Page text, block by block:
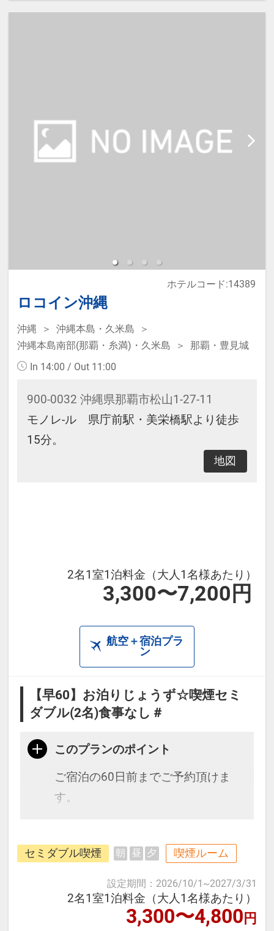
・朝食は、現地払いで追加も可能で
す。
・チェックインは15:00から、チェ
料：1,100円(現地払い)
※添い寝のお子様がいる場合は、施
※宿泊税が必要な場合は現地払いと
本プランは価格変動制です。
予約のタイミングや空室状況により
代金が変動するため、閲覧時と予約
時で価格が異なる場合があります。
あらかじめご了承ください。
ロコイン沖縄
ホテルコード:14389
沖縄
沖縄本島・久米島
沖縄本島南部(那覇・糸満)・久米島
那覇・豊見城
In 14:00 / Out 11:00
900-0032 沖縄県那覇市松山1-27-11
モノレ-ル 県庁前駅・美栄橋駅より徒歩
15分。
地図
2名1室1泊料金（大人1名様あたり）
3,300〜7,200円
航空＋宿泊プラ
ン
【早60】お泊りじょうず☆喫煙セミ
ダブル(2名)食事なし＃
このプランのポイント
ご宿泊の60日前までご予約頂けま
す。
県庁前駅から徒歩で約12分。
国際通りや繁華街、ビジネス街にも
近く観光にも出張にもご利用くださ
セミダブル喫煙 朝 昼 夕 喫煙ルーム
設定期間 ： 2026/10/1 ~2027/3/31
2名1室1泊料金（大人1名様あたり）
3,300〜4,800円